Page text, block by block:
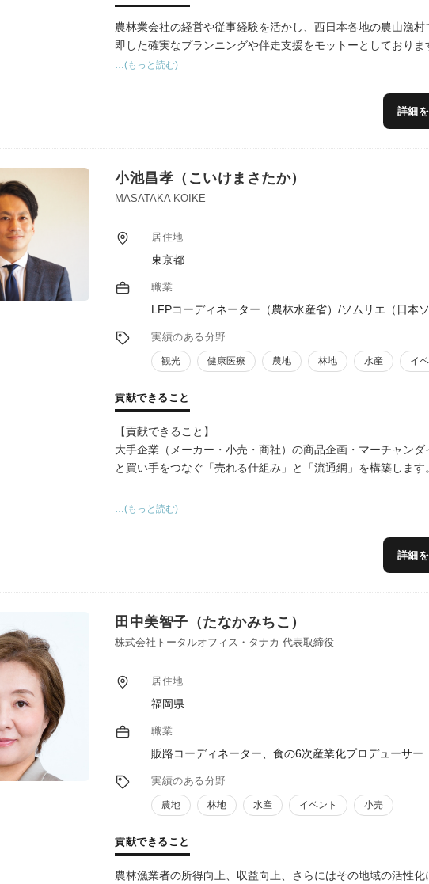
農林業会社の経営や従事経験を活かし、西日本各地の農山漁
即した確実なプランニングや伴走支援をモットーとしておりま
…(もっと読む)
詳細
小池昌孝（こいけまさたか）
MASATAKA KOIKE
居住地
東京都
職業
LFPコーディネーター（農林水産省）/ソムリエ（日本ソ
実績のある分野
観光 健康医療 農地 林地 水産 イ
貢献できること
【貢献できること】
大手企業（メーカー・小売・商社）の商品企画・マーチャン
と買い手をつなぐ「売れる仕組み」と「流通網」を構築します
【官公庁等での公的支援実績】
ィング」、「商品ブラッシュアップ」、「販路開拓」に関する
…(もっと読む)
詳細
田中美智子（たなかみちこ）
株式会社トータルオフィス・タナカ 代表取締役
居住地
福岡県
職業
販路コーディネーター、食の6次産業化プロデューサ
実績のある分野
農地 林地 水産 イベント 小売
貢献できること
農林漁業者の所得向上、収益向上、さらにはその地域の活性